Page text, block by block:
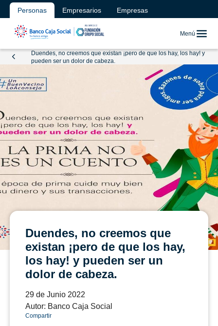
Personas Empresarios Empresas
Menú
Duendes, no creemos que existan ¡pero de que los hay, los hay! y
pueden ser un dolor de cabeza.
Duendes, no creemos que
existan ¡pero de que los hay,
los hay! y pueden ser un
dolor de cabeza.
29 de Junio 2022
Autor: Banco Caja Social
Compartir